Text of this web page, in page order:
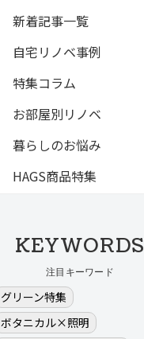
新着記事一覧
自宅リノベ事例
特集コラム
お部屋別リノベ
暮らしのお悩み
HAGS商品特集
KEYWORDS
注目キーワード
グリーン特集
ボタニカル×照明